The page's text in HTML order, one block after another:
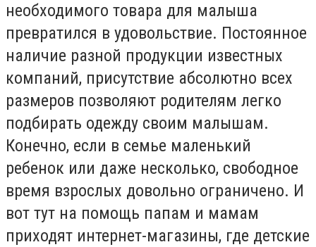
необходимого товара для малыша
превратился в удовольствие. Постоянное
наличие разной продукции известных
компаний, присутствие абсолютно всех
размеров позволяют родителям легко
подбирать одежду своим малышам.
Конечно, если в семье маленький
ребенок или даже несколько, свободное
время взрослых довольно ограничено. И
вот тут на помощь папам и мамам
приходят интернет-магазины, где детские